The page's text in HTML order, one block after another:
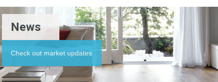
News
Check out market updates